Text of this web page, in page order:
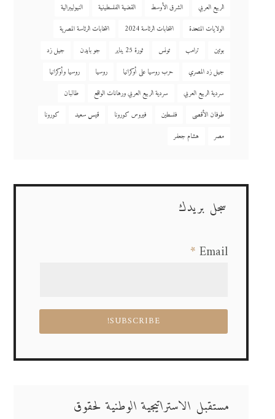
الربيع العربي
الشرق الأوسط القضية الفلسطينية
النيوليبرالية
الولايات المتحدة
انتخابات الرئاسة 2024
انتخابات الرئاسة المصرية
بوتين
ترامب تونس ثورة 25 يناير جو بايدن
جيل زد
جيل زد المصري
حرب روسيا على أوكرانيا روسيا
روسيا وأوكرانيا
سردية الربيع العربي
سردية الربيع العربي ورهانات الواقع
طالبان
طوفان الأقصى
فلسطين فيروس كورونا قيس سعيد
كورونا
مصر
هشام جعفر
سجل بريدك
Email
*
مستقبل الاستراتيجية الوطنية لحقوق